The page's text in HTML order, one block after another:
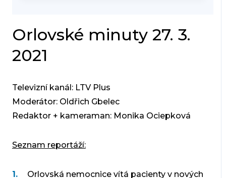
Orlovské minuty 27. 3.
2021
Televizní kanál: LTV Plus
Moderátor: Oldřich Gbelec
Redaktor + kameraman: Monika Ociepková
Seznam reportáží:
Orlovská nemocnice vítá pacienty v nových